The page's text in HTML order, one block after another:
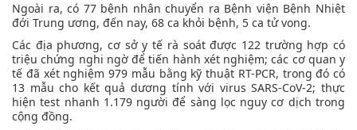
Ngoài ra, có 77 bệnh nhân chuyển ra Bệnh viện Bệnh Nhiệt
đới Trung ương, đến nay, 68 ca khỏi bệnh, 5 ca tử vong.
Các địa phương, cơ sở y tế rà soát được 122 trường hợp có
triệu chứng nghi ngờ để tiến hành xét nghiệm; các cơ quan y
tế đã xét nghiệm 979 mẫu bằng kỹ thuật RT-PCR, trong đó có
13 mẫu cho kết quả dương tính với virus SARS-CoV-2; thực
hiện test nhanh 1.179 người để sàng lọc nguy cơ dịch trong
cộng đồng.